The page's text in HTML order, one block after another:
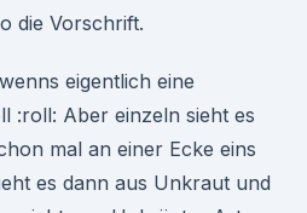
die Vorschrift.
eigentlich eine
:roll: Aber einzeln sieht es
mal an einer Ecke eins
es dann aus Unkraut und